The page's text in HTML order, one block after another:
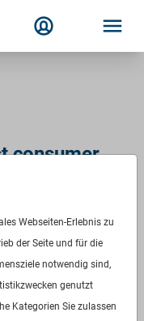
consumer
Webseiten-Erlebnis zu
der Seite und für die
notwendig sind,
genutzt
Kategorien Sie zulassen